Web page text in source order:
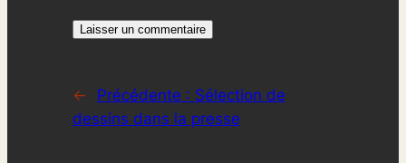
← Précédente : Sélection de
dessins dans la presse